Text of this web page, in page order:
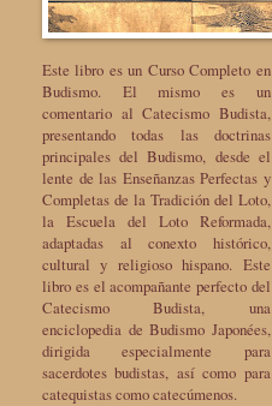
Este libro es un Curso Completo en
Budismo. El mismo es un
comentario al Catecismo Budista,
presentando todas las doctrinas
principales del Budismo, desde el
lente de las Enseñanzas Perfectas y
Completas de la Tradición del Loto,
la Escuela del Loto Reformada,
adaptadas al conexto histórico,
cultural y religioso hispano. Este
libro es el acompañante perfecto del
Catecismo Budista, una
enciclopedia de Budismo Japonées,
dirigida especialmente para
sacerdotes budistas, así como para
catequistas como catecúmenos.